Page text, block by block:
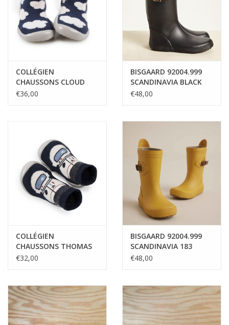
COLLÉGIEN
CHAUSSONS CLOUD
PHOSPHO
€36,00
BISGAARD 92004.999
SCANDINAVIA BLACK
€48,00
COLLÉGIEN
CHAUSSONS THOMAS
€32,00
BISGAARD 92004.999
SCANDINAVIA 183
MUSTARD
€48,00